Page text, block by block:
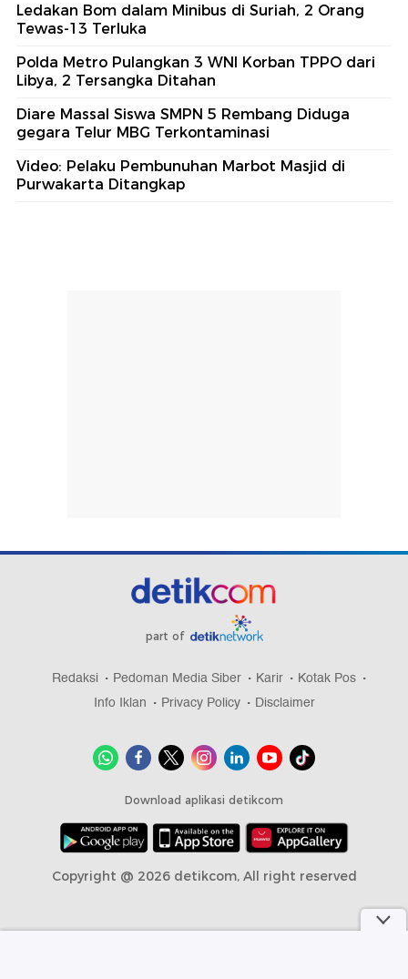
Ledakan Bom dalam Minibus di Suriah, 2 Orang
Tewas-13 Terluka
Polda Metro Pulangkan 3 WNI Korban TPPO dari
Libya, 2 Tersangka Ditahan
Diare Massal Siswa SMPN 5 Rembang Diduga
gegara Telur MBG Terkontaminasi
Video: Pelaku Pembunuhan Marbot Masjid di
Purwakarta Ditangkap
part of
Redaksi Pedoman Media Siber Karir
Kotak Pos
Info Iklan
Privacy Policy Disclaimer
Download aplikasi detikcom
Copyright @ 2026 detikcom, All right reserved